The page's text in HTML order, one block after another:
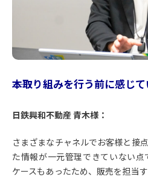
――本取り組みを行う前に感じ
日鉄興和不動産 青木様：
さまざまなチャネルでお客様と接
た情報が一元管理できていない
ケースもあったため、販売を担当